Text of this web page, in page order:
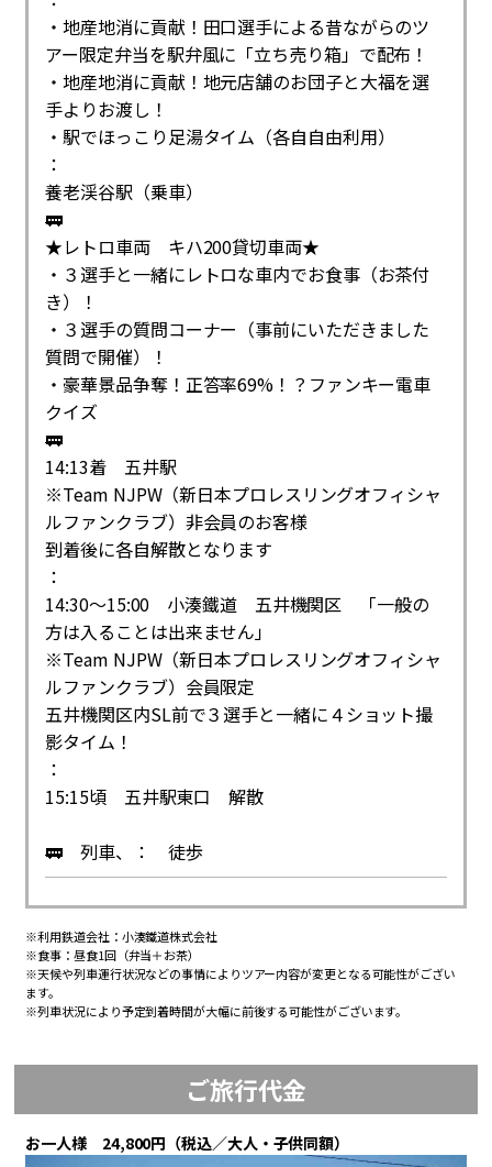
・地産地消に貢献！田口選手による昔ながらのツ
アー限定弁当を駅弁風に「立ち売り箱」で配布！
・地産地消に貢献！地元店舗のお団子と大福を選
手よりお渡し！
・駅でほっこり足湯タイム（各自自由利用）
：
養老渓谷駅（乗車）
🚃
★レトロ車両 キハ200貸切車両★
・３選手と一緒にレトロな車内でお食事（お茶付
き）！
・３選手の質問コーナー（事前にいただきました
質問で開催）！
・豪華景品争奪！正答率69%！？ファンキー電車
クイズ
🚃
14:13着 五井駅
※Team NJPW（新日本プロレスリングオフィシャ
ルファンクラブ）非会員のお客様
到着後に各自解散となります
：
14:30～15:00 小湊鐵道 五井機関区 「一般の
方は入ることは出来ません」
※Team NJPW（新日本プロレスリングオフィシャ
ルファンクラブ）会員限定
五井機関区内SL前で３選手と一緒に４ショット撮
影タイム！
：
15:15頃 五井駅東口 解散
🚃 列車、： 徒歩
※利用鉄道会社：小湊鐵道株式会社
※食事：昼食1回（弁当＋お茶）
※天候や列車運行状況などの事情によりツアー内容が変更となる可能性がござい
ます。
※列車状況により予定到着時間が大幅に前後する可能性がございます。
ご旅行代金
お一人様 24,800円（税込／大人・子供同額）